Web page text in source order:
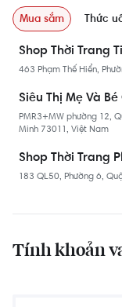
Mua sắm Thức
Shop Thời Trang
463 Phạm Thế Hiển,
Siêu Thị Mẹ Và
PMR3+MW phường 12,
Minh 73011, Việt Nam
Shop Thời Trang
183 QL50, Phường 6,
Tính khoản